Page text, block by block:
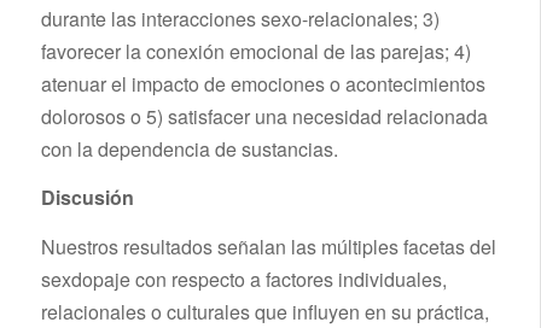
durante las interacciones sexo-relacionales; 3)
favorecer la conexión emocional de las parejas; 4)
atenuar el impacto de emociones o acontecimientos
dolorosos o 5) satisfacer una necesidad relacionada
con la dependencia de sustancias.
Discusión
Nuestros resultados señalan las múltiples facetas del
sexdopaje con respecto a factores individuales,
relacionales o culturales que influyen en su práctica,